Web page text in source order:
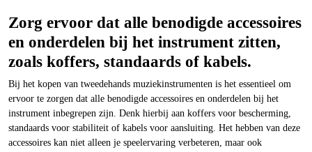
Zorg ervoor dat alle benodigde accessoires
en onderdelen bij het instrument zitten,
zoals koffers, standaards of kabels.
Bij het kopen van tweedehands muziekinstrumenten is het essentieel om
ervoor te zorgen dat alle benodigde accessoires en onderdelen bij het
instrument inbegrepen zijn. Denk hierbij aan koffers voor bescherming,
standaards voor stabiliteit of kabels voor aansluiting. Het hebben van deze
accessoires kan niet alleen je speelervaring verbeteren, maar ook